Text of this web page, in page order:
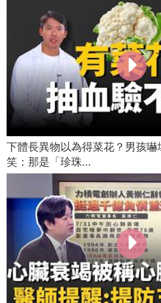
下體長異物以為得菜花？男孩
笑：那是「珍珠...